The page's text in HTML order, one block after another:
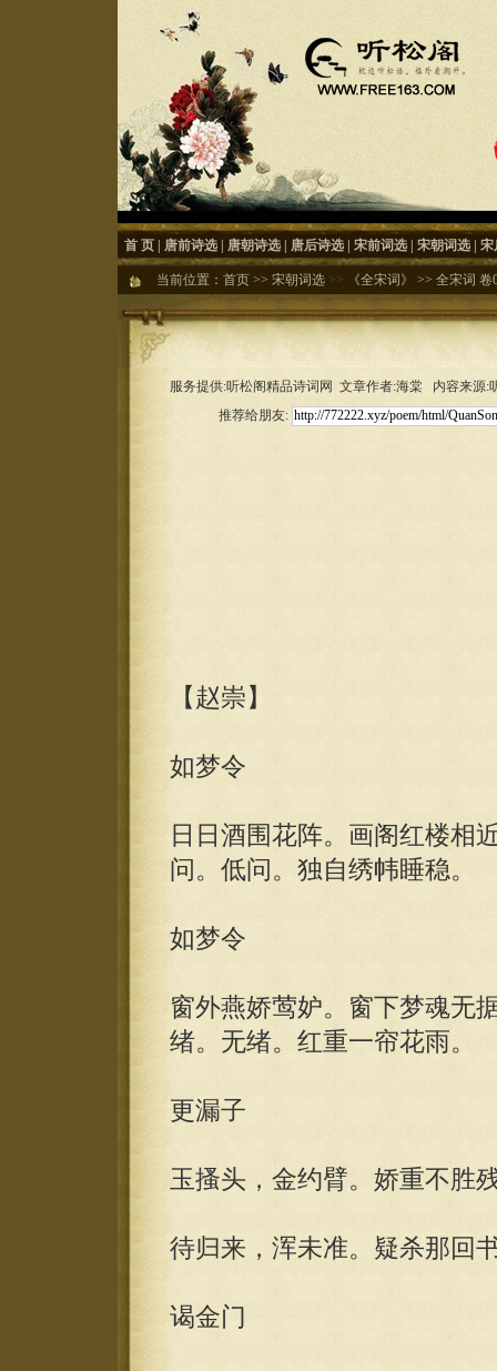
首 页 唐前诗选 唐朝诗选 唐后诗选 宋前词选 宋朝词选 宋
当前位置： 首页 >> 宋朝词选 >> 《全宋词》 >> 全宋词 卷
服务提供:听松阁精品诗词网 文章作者:海棠 内容来源
推荐给朋友:
【赵崇】
如梦令
日日酒围花阵。画阁红楼相
问。低问。独自绣帏睡稳。
如梦令
窗外燕娇莺妒。窗下梦魂无
绪。无绪。红重一帘花雨。
更漏子
玉搔头，金约臂。娇重不胜
待归来，浑未准。疑杀那回
谒金门